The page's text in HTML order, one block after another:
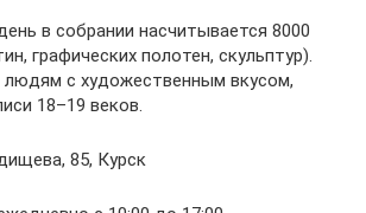
в собрании насчитывается 8000
графических полотен, скульптур).
людям с художественным вкусом,
18–19 веков.
85, Курск